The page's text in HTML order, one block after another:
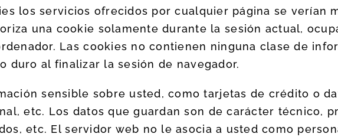
los servicios ofrecidos por cualquier página se verían
una cookie solamente durante la sesión actual,
Las cookies no contienen ninguna clase de
duro al finalizar la sesión de navegador.
sensible sobre usted, como tarjetas de crédito o
etc. Los datos que guardan son de carácter técnico,
etc. El servidor web no le asocia a usted como